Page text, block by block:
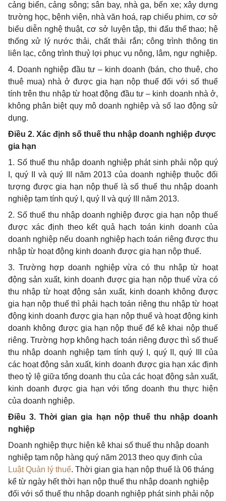
cảng biển, cảng sông; sân bay, nhà ga, bến xe; xây dựng
trường học, bệnh viện, nhà văn hoá, rạp chiếu phim, cơ sở
biểu diễn nghệ thuật, cơ sở luyện tập, thi đấu thể thao; hệ
thống xử lý nước thải, chất thải rắn; công trình thông tin
liên lạc, công trình thuỷ lợi phục vụ nông, lâm, ngư nghiệp.
4. Doanh nghiệp đầu tư – kinh doanh (bán, cho thuê, cho
thuê mua) nhà ở được gia hạn nộp thuế đối với số thuế
tính trên thu nhập từ hoạt động đầu tư – kinh doanh nhà ở,
không phân biệt quy mô doanh nghiệp và số lao động sử
dụng.
Điều 2. Xác định số thuế thu nhập doanh nghiệp được
gia hạn
1. Số thuế thu nhập doanh nghiệp phát sinh phải nộp quý
I, quý II và quý III năm 2013 của doanh nghiệp thuộc đối
tượng được gia hạn nộp thuế là số thuế thu nhập doanh
nghiệp tạm tính quý I, quý II và quý III năm 2013.
2. Số thuế thu nhập doanh nghiệp được gia hạn nộp thuế
được xác định theo kết quả hạch toán kinh doanh của
doanh nghiệp nếu doanh nghiệp hạch toán riêng được thu
nhập từ hoạt động kinh doanh được gia hạn nộp thuế.
3. Trường hợp doanh nghiệp vừa có thu nhập từ hoạt
động sản xuất, kinh doanh được gia hạn nộp thuế vừa có
thu nhập từ hoạt động sản xuất, kinh doanh không được
gia hạn nộp thuế thì phải hạch toán riêng thu nhập từ hoạt
động kinh doanh được gia hạn nộp thuế và hoạt động kinh
doanh không được gia hạn nộp thuế để kê khai nộp thuế
riêng. Trường hợp không hạch toán riêng được thì số thuế
thu nhập doanh nghiệp tạm tính quý I, quý II, quý III của
các hoạt động sản xuất, kinh doanh được gia hạn xác định
theo tỷ lệ giữa tổng doanh thu của các hoạt động sản xuất,
kinh doanh được gia hạn với tổng doanh thu thực hiện
của doanh nghiệp.
Điều 3. Thời gian gia hạn nộp thuế thu nhập doanh
nghiệp
Doanh nghiệp thực hiện kê khai số thuế thu nhập doanh
nghiệp tạm nộp hàng quý năm 2013 theo quy định của
Luật Quản lý thuế. Thời gian gia hạn nộp thuế là 06 tháng
kể từ ngày hết thời hạn nộp thuế thu nhập doanh nghiệp
đối với số thuế thu nhập doanh nghiệp phát sinh phải nộp